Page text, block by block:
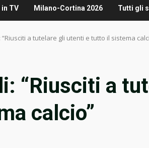
TV Milano-Cortina 2026 Tutti gli
“Riusciti a tutelare gli utenti e tutto il sistema
“Riusciti a
calcio”